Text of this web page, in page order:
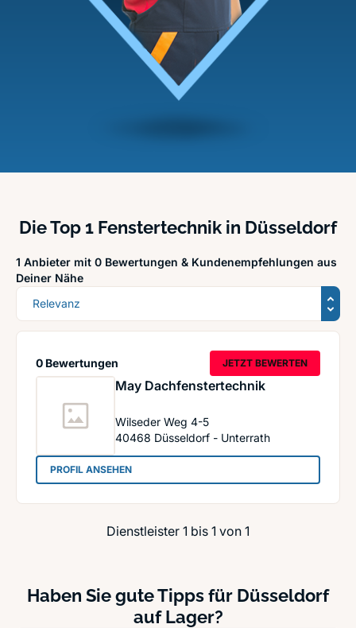
Die Top 1 Fenstertechnik in Düsseldorf
1 Anbieter mit 0 Bewertungen & Kundenempfehlungen aus
Deiner Nähe
Sortierung
May Dachfenstertechnik
Wilseder Weg 4-5
40468 Düsseldorf - Unterrath
0 Bewertungen JETZT BEWERTEN
PROFIL ANSEHEN: May Dachfenstertechnik
Dienstleister 1 bis 1 von 1
Haben Sie gute Tipps für Düsseldorf
auf Lager?